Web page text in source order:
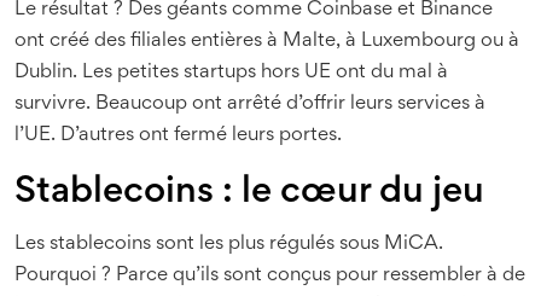
Le résultat ? Des géants comme Coinbase et Binance
ont créé des filiales entières à Malte, à Luxembourg ou à
Dublin. Les petites startups hors UE ont du mal à
survivre. Beaucoup ont arrêté d’offrir leurs services à
l’UE. D’autres ont fermé leurs portes.
Stablecoins : le cœur du jeu
Les stablecoins sont les plus régulés sous MiCA.
Pourquoi ? Parce qu’ils sont conçus pour ressembler à de